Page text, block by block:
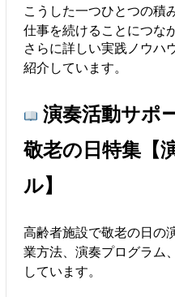
こうした一つひとつの積
仕事を続けることにつな
さらに詳しい実践ノウハ
紹介しています。
演奏活動サポ
敬老の日特集【
ル】
高齢者施設で敬老の日の
業方法、演奏プログラム
しています。